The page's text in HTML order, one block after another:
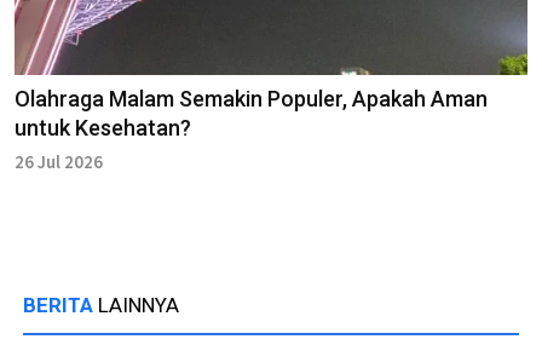
Olahraga Malam Semakin Populer, Apakah Aman
untuk Kesehatan?
26 Jul 2026
BERITA LAINNYA